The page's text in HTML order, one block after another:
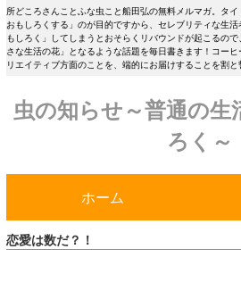
所どころさんことふな虫こと船田弘の無料メルマガ。タ
おもしろくする」のが目的ですから、セレブリティな生
もしろく」してしまうとおそらくリバウンドが起こるの
さな生活の花」となるような話題を毎日書きます！コー
リエイティブ方面のことを、端的にお届けすることを割と
虫の知らせ～普通の生
ろく～
ホーム
恋愛は数だ？！